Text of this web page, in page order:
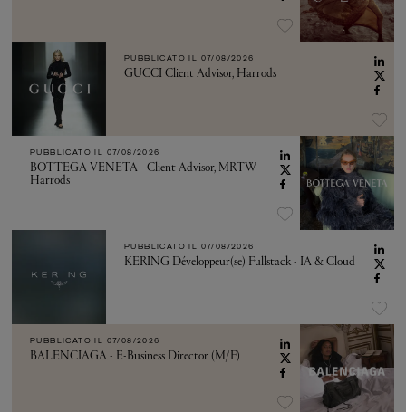
PUBBLICATO IL 07/08/2026
GUCCI Client Advisor, Harrods
PUBBLICATO IL 07/08/2026
BOTTEGA VENETA - Client Advisor, MRTW
Harrods
PUBBLICATO IL 07/08/2026
KERING Développeur(se) Fullstack - IA & Cloud
PUBBLICATO IL 07/08/2026
BALENCIAGA - E-Business Director (M/F)